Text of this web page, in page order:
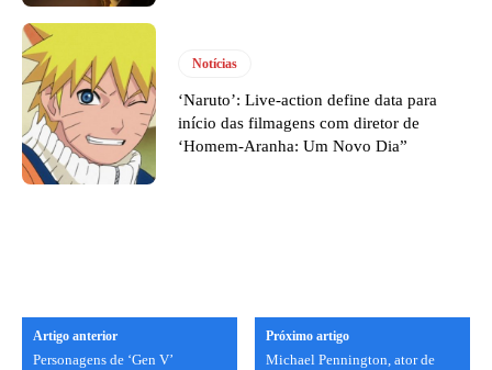
Notícias
‘Naruto’: Live-action define data para
início das filmagens com diretor de
‘Homem-Aranha: Um Novo Dia”
Artigo anterior
Personagens de ‘Gen V’
Próximo artigo
Michael Pennington, ator de